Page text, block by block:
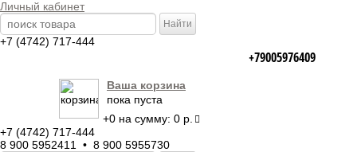
Личный кабинет
+7 (4742) 717-444
+79005976409
Ваша корзина
пока пуста
+0 на сумму: 0 р.
+7 (4742) 717-444
8 900 5952411 • 8 900 5955730